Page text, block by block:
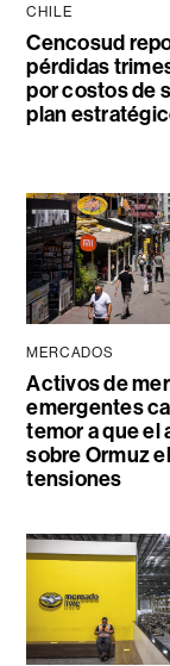
CHILE
Cencosud
pérdidas
por costos de
plan
MERCADOS
Activos de
emergentes
temor a que el
sobre Ormuz
tensiones